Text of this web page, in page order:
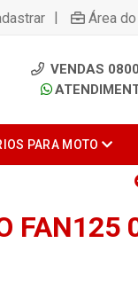
| Área
VENDAS
PARA MOTO
FAN125